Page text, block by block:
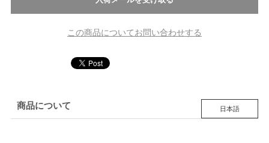
この商品についてお問い合わせする
商品について 日本語